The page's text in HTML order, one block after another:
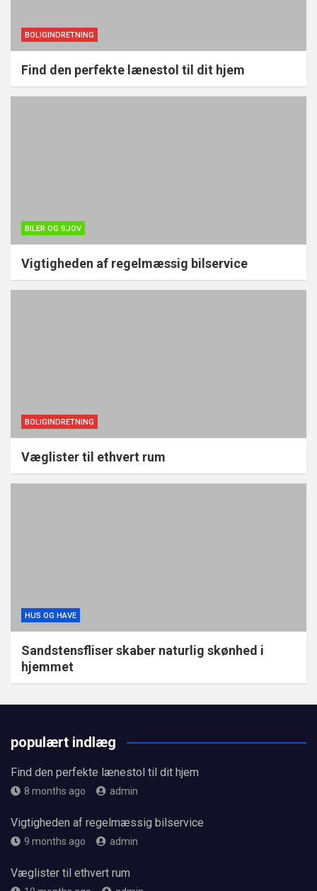
BOLIGINDRETNING
Find den perfekte lænestol til dit hjem
BILER OG SJOV
Vigtigheden af regelmæssig bilservice
BOLIGINDRETNING
Væglister til ethvert rum
HUS OG HAVE
Sandstensfliser skaber naturlig skønhed i
hjemmet
populært indlæg
Find den perfekte lænestol til dit hjem
8 months ago admin
Vigtigheden af regelmæssig bilservice
9 months ago admin
Væglister til ethvert rum